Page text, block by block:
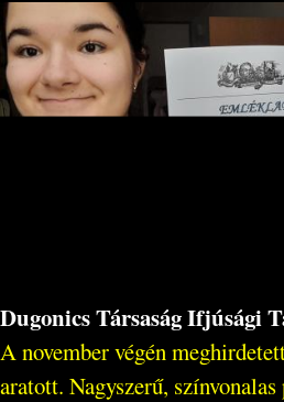
Dugonics Társaság Ifjúsági
A november végén
aratott. Nagyszerű,